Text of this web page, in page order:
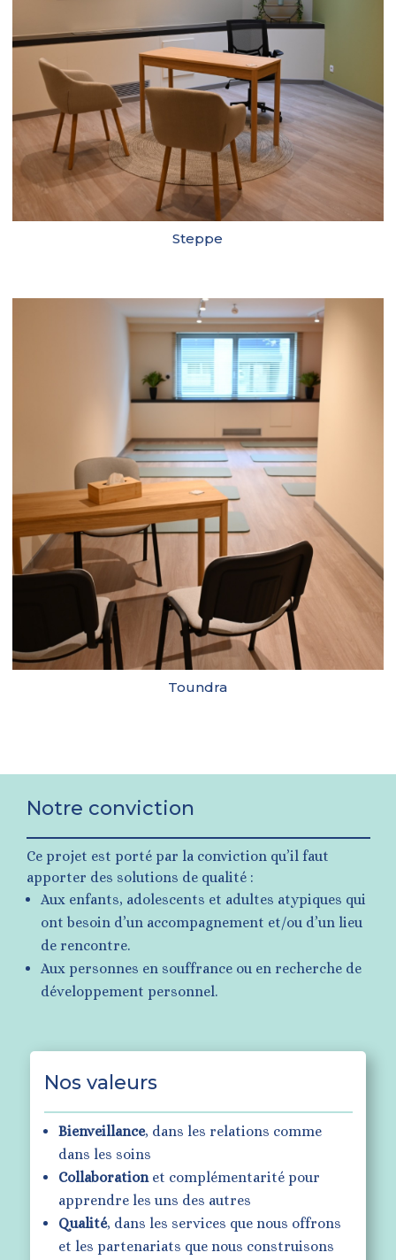
Steppe
Toundra
Notre conviction
Ce projet est porté par la conviction qu’il faut
apporter des solutions de qualité :
Aux enfants, adolescents et adultes atypiques qui
ont besoin d’un accompagnement et/ou d’un lieu
de rencontre.
Aux personnes en souffrance ou en recherche de
développement personnel.
Nos valeurs
Bienveillance, dans les relations comme
dans les soins
Collaborationet complémentarité pour
apprendre les uns des autres
Qualité, dans les services que nous offrons
et les partenariats que nous construisons